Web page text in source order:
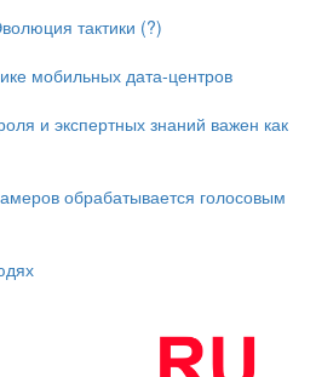
тактики (?)
мобильных дата-центров
и экспертных знаний важен как
обрабатывается голосовым